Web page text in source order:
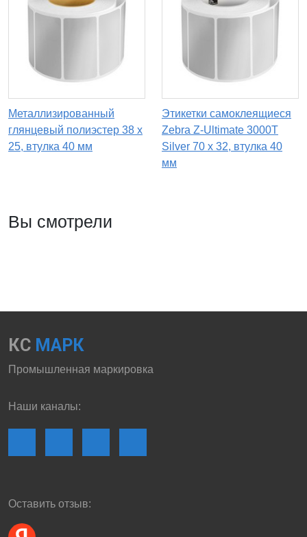
Металлизированный
глянцевый полиэстер 38 x
25, втулка 40 мм
Этикетки самоклеящиеся
Zebra Z-Ultimate 3000T
Silver 70 x 32, втулка 40
мм
Вы смотрели
КС МАРК
Промышленная маркировка
Наши каналы:
Оставить отзыв: